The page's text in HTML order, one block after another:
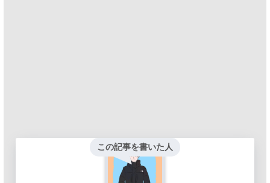
この記事を書いた人